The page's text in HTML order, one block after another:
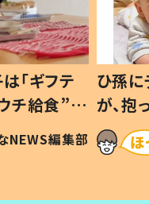
「ギフテ
チ給食”を
#令和の親
NEWS編集部
ひ孫
が、
「涙が
い」